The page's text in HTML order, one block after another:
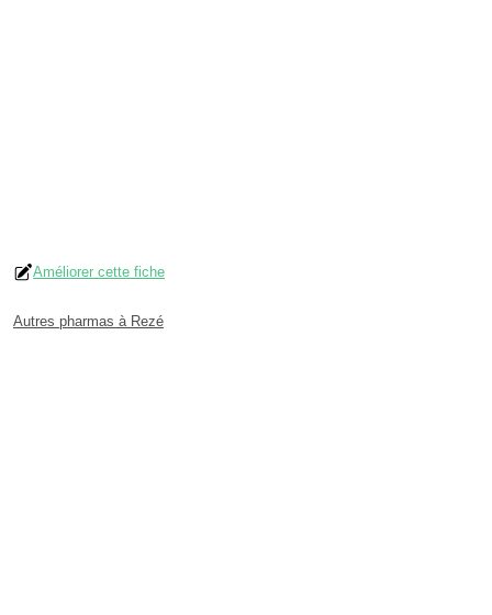
Améliorer cette fiche
Autres pharmas à Rezé